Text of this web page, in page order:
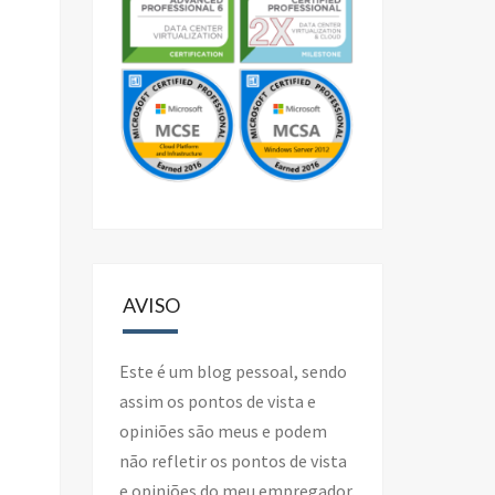
AVISO
Este é um blog pessoal, sendo
assim os pontos de vista e
opiniões são meus e podem
não refletir os pontos de vista